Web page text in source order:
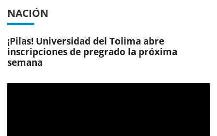
NACIÓN
¡Pilas! Universidad del Tolima abre
inscripciones de pregrado la próxima
semana